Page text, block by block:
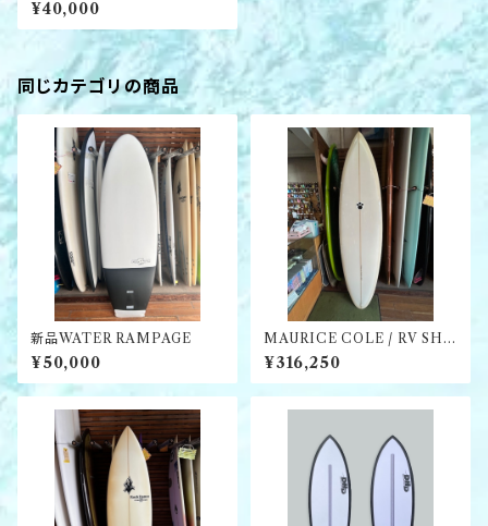
¥40,000
同じカテゴリの商品
新品WATER RAMPAGE
¥50,000
MAURICE COLE / RV SHI
VA MID
¥316,250